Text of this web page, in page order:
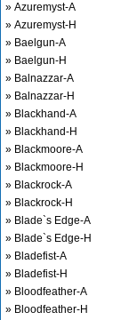
» Azuremyst-A
» Azuremyst-H
» Baelgun-A
» Baelgun-H
» Balnazzar-A
» Balnazzar-H
» Blackhand-A
» Blackhand-H
» Blackmoore-A
» Blackmoore-H
» Blackrock-A
» Blackrock-H
» Blade`s Edge-A
» Blade`s Edge-H
» Bladefist-A
» Bladefist-H
» Bloodfeather-A
» Bloodfeather-H